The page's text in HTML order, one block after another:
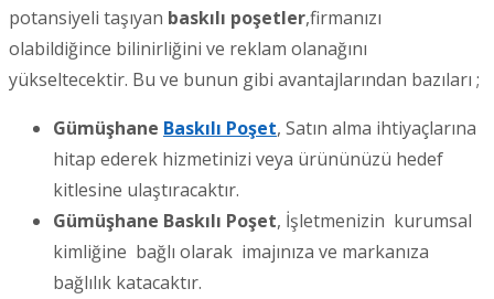
potansiyeli taşıyan baskılı poşetler,firmanızı
olabildiğince bilinirliğini ve reklam olanağını
yükseltecektir. Bu ve bunun gibi avantajlarından bazıları ;
Gümüşhane Baskılı Poşet, Satın alma ihtiyaçlarına
hitap ederek hizmetinizi veya ürününüzü hedef
kitlesine ulaştıracaktır.
Gümüşhane Baskılı Poşet, İşletmenizin kurumsal
kimliğine bağlı olarak imajınıza ve markanıza
bağlılık katacaktır.